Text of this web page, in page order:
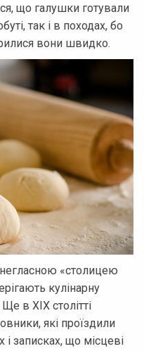
що галушки готували
так і в походах, бо
вони швидко.
«столицею
кулінарну
в XIX столітті
які проїздили
і записках, що місцеві